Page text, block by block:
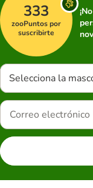
333
zooPuntos por
suscribirte
Selecciona la